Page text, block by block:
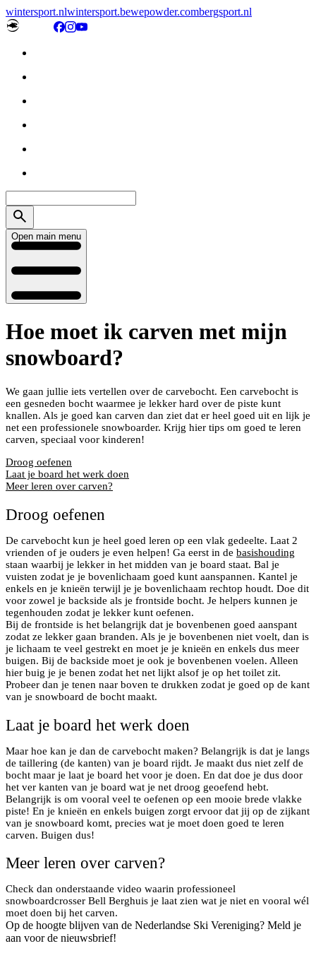
wintersport.nlwintersport.bewepowder.combergsport.nl
Open main menu
Hoe moet ik carven met mijn
snowboard?
We gaan jullie iets vertellen over de carvebocht. Een carvebocht is
een gesneden bocht waarmee je lekker hard over de piste kunt
knallen. Als je goed kan carven dan ziet dat er heel goed uit en lijk je
net een professionele snowboarder. Krijg hier tips om goed te leren
carven, speciaal voor kinderen!
Droog oefenen
Laat je board het werk doen
Meer leren over carven?
Droog oefenen
De carvebocht kun je heel goed leren op een vlak gedeelte. Laat 2
vrienden of je ouders je even helpen! Ga eerst in de basishouding
staan waarbij je lekker in het midden van je board staat. Bal je
vuisten zodat je je bovenlichaam goed kunt aanspannen. Kantel je
enkels en je knieën terwijl je je bovenlichaam rechtop houdt. Doe dit
voor zowel je backside als je frontside bocht. Je helpers kunnen je
tegenhouden zodat je lekker kunt oefenen.
Bij de frontside is het belangrijk dat je bovenbenen goed aanspant
zodat ze lekker gaan branden. Als je je bovenbenen niet voelt, dan is
je lichaam te veel gestrekt en moet je je knieën en enkels dus meer
buigen. Bij de backside moet je ook je bovenbenen voelen. Alleen
hier buig je je benen zodat het net lijkt alsof je op het toilet zit.
Probeer dan je tenen naar boven te drukken zodat je goed op de kant
van je snowboard de bocht maakt.
Laat je board het werk doen
Maar hoe kan je dan de carvebocht maken? Belangrijk is dat je langs
de taillering (de kanten) van je board rijdt. Je maakt dus niet zelf de
bocht maar je laat je board het voor je doen. En dat doe je dus door
het ver kanten van je board wat je net droog geoefend hebt.
Belangrijk is om vooral veel te oefenen op een mooie brede vlakke
piste! En je knieën en enkels buigen zorgt ervoor dat jij op de zijkant
van je snowboard komt, precies wat je moet doen goed te leren
carven. Buigen dus!
Meer leren over carven?
Check dan onderstaande video waarin professioneel
snowboardcrosser Bell Berghuis je laat zien wat je niet en vooral wél
moet doen bij het carven.
Op de hoogte blijven van de Nederlandse Ski Vereniging? Meld je
aan voor de nieuwsbrief!